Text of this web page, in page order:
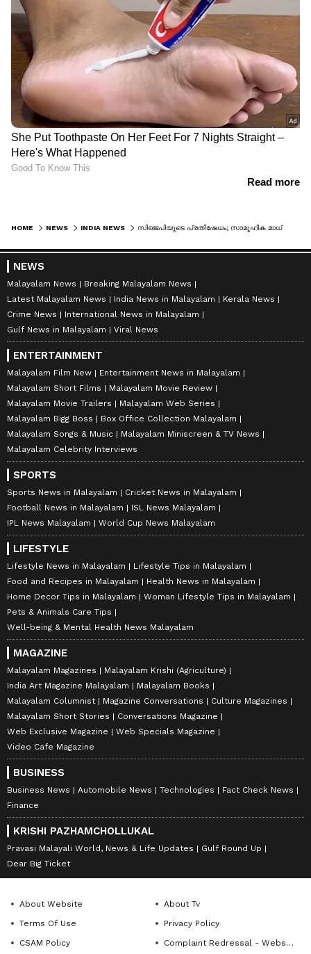
HOME NEWS INDIA NEWS സിജെപിയുടെ പ്രതിഷേധം; സാമൂഹിക മാധ്യമങ്ങളിലെ പിന്തുണ തെരുവിലില്ല, ജയ് ശ്രീറാം വിളിച്ച് തടയാനെത്തിയവരെ തടഞ്ഞ് ദില്ലി പൊലീസ്
NEWS
Malayalam News
Breaking Malayalam News
Latest Malayalam News
India News in Malayalam
Kerala News
Crime News
International News in Malayalam
Gulf News in Malayalam
Viral News
ENTERTAINMENT
Malayalam Film New
Entertainment News in Malayalam
Malayalam Short Films
Malayalam Movie Review
Malayalam Movie Trailers
Malayalam Web Series
Malayalam Bigg Boss
Box Office Collection Malayalam
Malayalam Songs & Music
Malayalam Miniscreen & TV News
Malayalam Celebrity Interviews
SPORTS
Sports News in Malayalam
Cricket News in Malayalam
Football News in Malayalam
ISL News Malayalam
IPL News Malayalam
World Cup News Malayalam
LIFESTYLE
Lifestyle News in Malayalam
Lifestyle Tips in Malayalam
Food and Recipes in Malayalam
Health News in Malayalam
Home Decor Tips in Malayalam
Woman Lifestyle Tips in Malayalam
Pets & Animals Care Tips
Well-being & Mental Health News Malayalam
MAGAZINE
Malayalam Magazines
Malayalam Krishi (Agriculture)
India Art Magazine Malayalam
Malayalam Books
Malayalam Columnist
Magazine Conversations
Culture Magazines
Malayalam Short Stories
Conversations Magazine
Web Exclusive Magazine
Web Specials Magazine
Video Cafe Magazine
BUSINESS
Business News Automobile News Technologies
Fact Check News
Finance
KRISHI PAZHAMCHOLLUKAL
Pravasi Malayali World, News & Life Updates
Gulf Round Up
Dear Big Ticket
About Website
About Tv
Terms Of Use
Privacy Policy
CSAM Policy
Complaint Redressal - Website